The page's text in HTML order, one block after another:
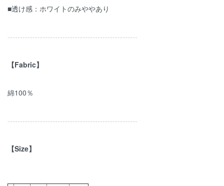
■透け感：ホワイトのみややあり
----------------------------------------------------
【Fabric】
綿100％
----------------------------------------------------
【Size】